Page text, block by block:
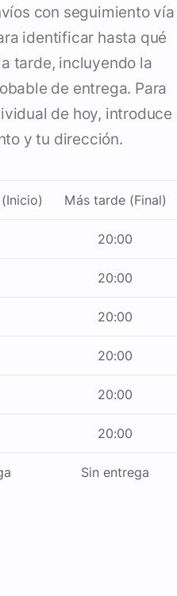
con seguimiento vía
identificar hasta qué
tarde, incluyendo la
de entrega. Para
de hoy, introduce
y tu dirección.
Más tarde (Final)
20:00
20:00
20:00
20:00
20:00
20:00
Sin entrega